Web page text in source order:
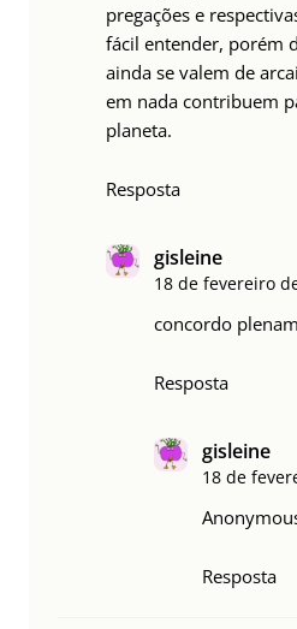
pregações e
fácil entender, porém
ainda se valem de
em nada contribuem
planeta.
Resposta
gisleine
18 de fevereiro
concordo
Resposta
gisleine
18 de
Resposta